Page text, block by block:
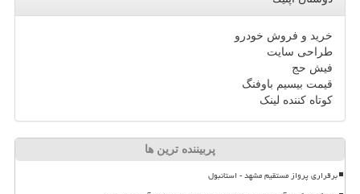
خرید و فروش خودرو
طراحی سایت
فیش حج
قیمت بیسیم باوفنگ
کوتاه کننده لینک
پربیننده ترین ها
برقراری پرواز مستقیم مشهد - استانبول